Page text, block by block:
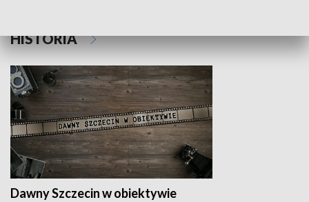
HISTORIA
Dawny Szczecin w obiektywie